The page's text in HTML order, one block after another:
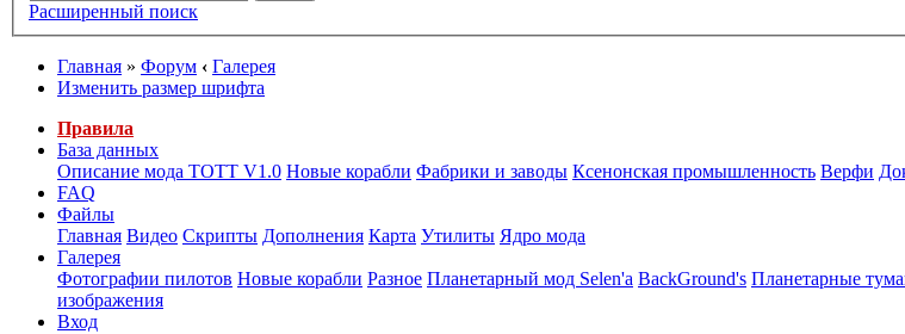
Расширенный поиск
Главная » Форум ‹ Галерея
Изменить размер шрифта
Правила
База данных
Описание мода ТОТТ V1.0 Новые корабли Фабрики и заводы Ксенонская промышленность Верфи
FAQ
Файлы
Главная Видео Скрипты Дополнения Карта Утилиты Ядро мода
Галерея
Фотографии пилотов Новые корабли Разное Планетарный мод Selen'a BackGround's Планетарные
изображения
Вход